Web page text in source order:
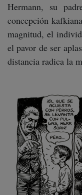
Hermann, su
concepción
magnitud, el
el pavor de ser
distancia radica la